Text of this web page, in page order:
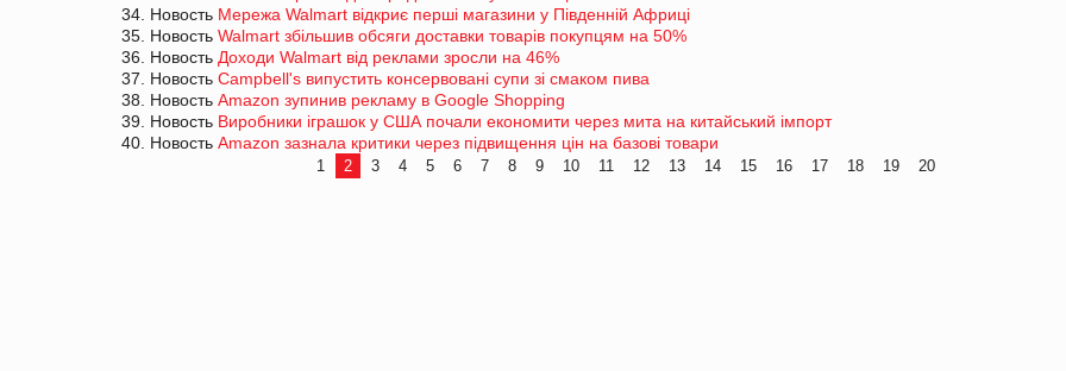
34. Новость Мережа Walmart відкриє перші магазини у Південній Африці
35. Новость Walmart збільшив обсяги доставки товарів покупцям на 50%
36. Новость Доходи Walmart від реклами зросли на 46%
37. Новость Campbell's випустить консервовані супи зі смаком пива
38. Новость Amazon зупинив рекламу в Google Shopping
39. Новость Виробники іграшок у США почали економити через мита на китайський імпорт
40. Новость Amazon зазнала критики через підвищення цін на базові товари
1 2 3 4 5 6 7 8 9 10 11 12 13 14 15 16 17 18 19 20